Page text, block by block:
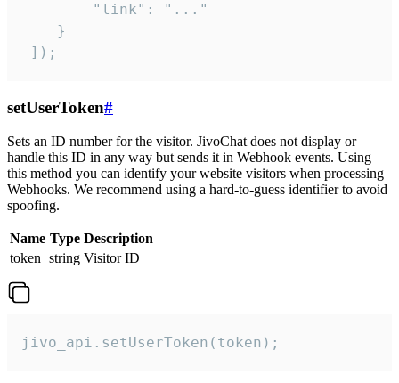
        "link": "..."
    }
]);
setUserToken#
Sets an ID number for the visitor. JivoChat does not display or
handle this ID in any way but sends it in Webhook events. Using
this method you can identify your website visitors when processing
Webhooks. We recommend using a hard-to-guess identifier to avoid
spoofing.
Name Type Description
token string Visitor ID
jivo_api.setUserToken(token);